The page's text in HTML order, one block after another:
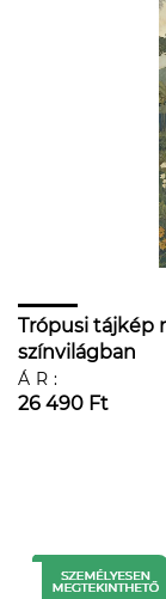
Trópusi tájkép
színvilágban
ÁR:
26 490 Ft